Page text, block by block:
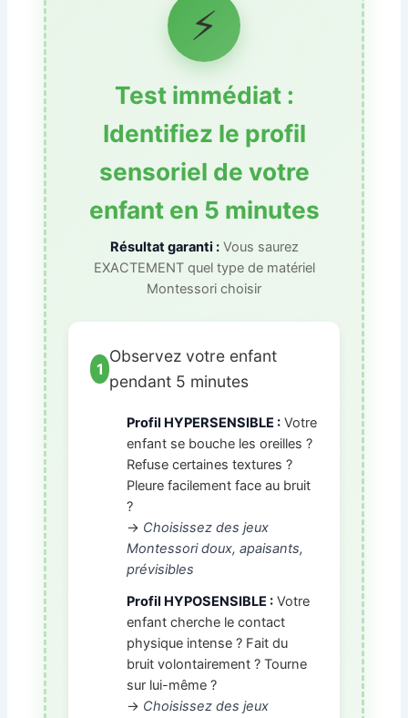
⚡
Test immédiat :
Identifiez le profil
sensoriel de votre
enfant en 5 minutes
Résultat garanti :Vous saurez
EXACTEMENT quel type de matériel
Montessori choisir
1
Observez votre enfant
pendant 5 minutes
Profil HYPERSENSIBLE :Votre
enfant se bouche les oreilles ?
Refuse certaines textures ?
Pleure facilement face au bruit
?
→ Choisissez des jeux
Montessori doux, apaisants,
prévisibles
Profil HYPOSENSIBLE :Votre
enfant cherche le contact
physique intense ? Fait du
bruit volontairement ? Tourne
sur lui-même ?
→ Choisissez des jeux